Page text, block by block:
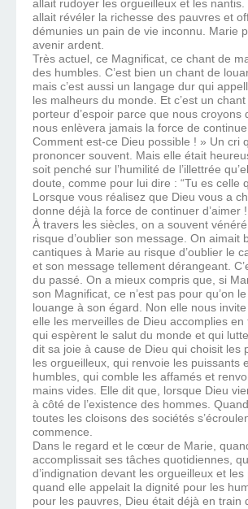
allait rudoyer les orgueilleux et les nantis.
allait révéler la richesse des pauvres et
démunies un pain de vie inconnu. Marie
avenir ardent.
Très actuel, ce Magnificat, ce chant de
des humbles. C’est bien un chant de
mais c’est aussi un langage dur qui
les malheurs du monde. Et c’est un
porteur d’espoir parce que nous croyons
nous enlèvera jamais la force de
Comment est-ce Dieu possible ! » Un cri
prononcer souvent. Mais elle était
soit penché sur l’humilité de l’illettrée
doute, comme pour lui dire : “Tu es celle
Lorsque vous réalisez que Dieu vous a
donne déjà la force de continuer d’aimer !
À travers les siècles, on a souvent
risque d’oublier son message. On aimait
cantiques à Marie au risque d’oublier le
et son message tellement dérangeant.
du passé. On a mieux compris que, si
son Magnificat, ce n’est pas pour qu’on
louange à son égard. Non elle nous
elle les merveilles de Dieu accomplies
qui espèrent le salut du monde et qui
dit sa joie à cause de Dieu qui choisit les
les orgueilleux, qui renvoie les puissants
humbles, qui comble les affamés et
mains vides. Elle dit que, lorsque Dieu
à côté de l’existence des hommes.
toutes les cloisons des sociétés
commence.
Dans le regard et le cœur de Marie,
accomplissait ses tâches quotidiennes,
d’indignation devant les orgueilleux et les
quand elle appelait la dignité pour les
pour les pauvres, Dieu était déjà en train